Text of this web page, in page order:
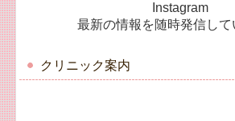
Instagram
最新の情報を随時発信して
クリニック案内